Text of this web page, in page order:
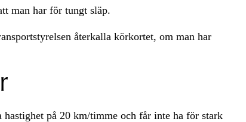
man har för tungt släp.
återkalla körkortet, om man har
hastighet på 20 km/timme och får inte ha för stark